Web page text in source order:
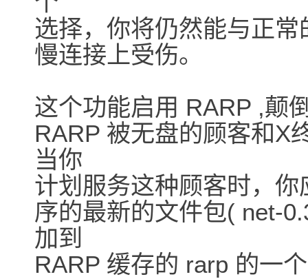
选择，你将仍然能与正
慢连接上受伤。
这个功能启用 RARP ,颠
RARP 被无盘的顾客和X
当你
计划服务这种顾客时，
序的最新的文件包( net-
加到
RARP 缓存的 rarp 的一